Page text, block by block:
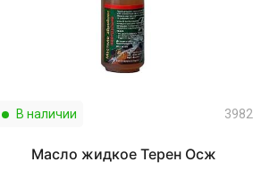
В наличии 3982
Масло жидкое Терен Осж